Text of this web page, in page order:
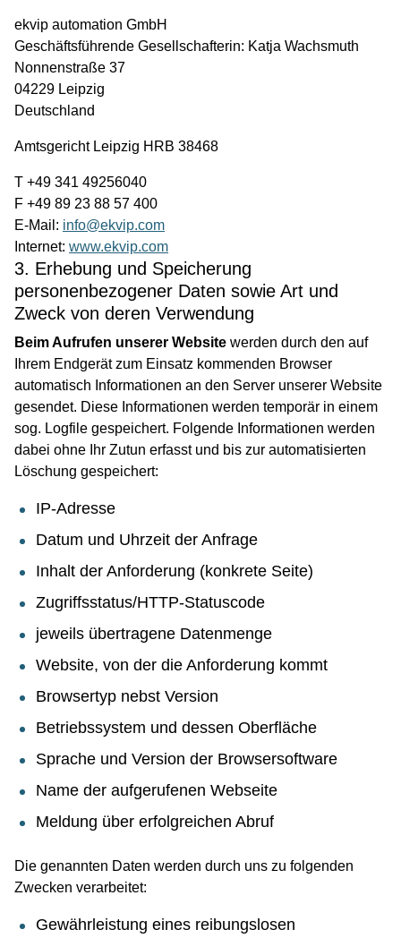
ekvip automation GmbH
Geschäftsführende Gesellschafterin: Katja Wachsmuth
Nonnenstraße 37
04229 Leipzig
Deutschland
Amtsgericht Leipzig HRB 38468
T +49 341 49256040
F +49 89 23 88 57 400
E-Mail: info@ekvip.com
Internet: www.ekvip.com
3. Erhebung und Speicherung
personenbezogener Daten sowie Art und
Zweck von deren Verwendung
Beim Aufrufen unserer Website werden durch den auf
Ihrem Endgerät zum Einsatz kommenden Browser
automatisch Informationen an den Server unserer Website
gesendet. Diese Informationen werden temporär in einem
sog. Logfile gespeichert. Folgende Informationen werden
dabei ohne Ihr Zutun erfasst und bis zur automatisierten
Löschung gespeichert:
IP-Adresse
Datum und Uhrzeit der Anfrage
Inhalt der Anforderung (konkrete Seite)
Zugriffsstatus/HTTP-Statuscode
jeweils übertragene Datenmenge
Website, von der die Anforderung kommt
Browsertyp nebst Version
Betriebssystem und dessen Oberfläche
Sprache und Version der Browsersoftware
Name der aufgerufenen Webseite
Meldung über erfolgreichen Abruf
Die genannten Daten werden durch uns zu folgenden
Zwecken verarbeitet:
Gewährleistung eines reibungslosen